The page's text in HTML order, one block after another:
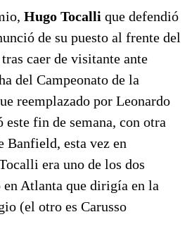
Hugo Tocalli que defendió
de su puesto al frente del
caer de visitante ante
del Campeonato de la
reemplazado por Leonardo
este fin de semana, con otra
Banfield, esta vez en
era uno de los dos
en Atlanta que dirigía en la
(el otro es Carusso